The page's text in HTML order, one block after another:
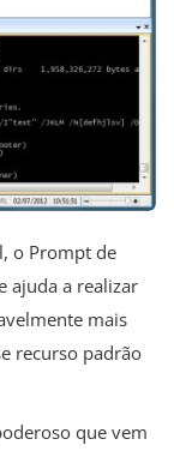
o Prompt de
ajuda a realizar
mais
recurso padrão
que vem